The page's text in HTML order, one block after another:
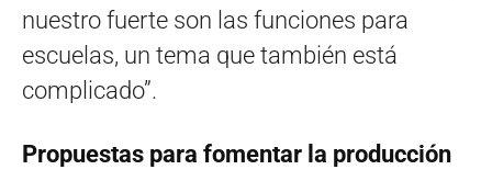
nuestro fuerte son las funciones para
escuelas, un tema que también está
complicado”.
Propuestas para fomentar la producción